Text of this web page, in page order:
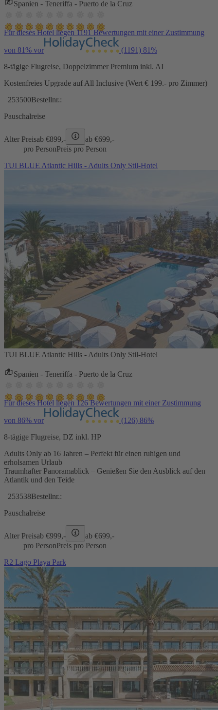
Spanien - Teneriffa - Puerto de la Cruz
Für dieses Hotel liegen 1191 Bewertungen mit einer Zustimmung
von 81% vor (1191) 81%
8-tägige Flugreise, Doppelzimmer Premium inkl. AI
Kostenfreies Upgrade auf All Inclusive (Wert € 199.- pro Zimmer)
253500Bestellnr.:
Pauschalreise
Alter Preisab €899,- ab €699,-
pro PersonPreis pro Person
TUI BLUE Atlantic Hills - Adults Only Stil-Hotel
TUI BLUE Atlantic Hills - Adults Only Stil-Hotel
Spanien - Teneriffa - Puerto de la Cruz
Für dieses Hotel liegen 126 Bewertungen mit einer Zustimmung
von 86% vor (126) 86%
8-tägige Flugreise, DZ inkl. HP
Adults Only ab 16 Jahren – Perfekt für einen ruhigen und
erholsamen Urlaub
Traumhafter Panoramablick – Genießen Sie den Ausblick auf den
Atlantik und den Teide
253538Bestellnr.:
Pauschalreise
Alter Preisab €999,- ab €699,-
pro PersonPreis pro Person
R2 Lago Playa Park